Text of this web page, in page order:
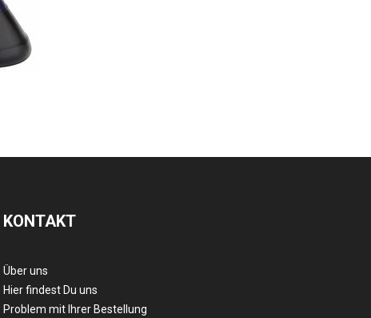
KONTAKT
Über uns
Hier findest Du uns
Problem mit Ihrer Bestellung